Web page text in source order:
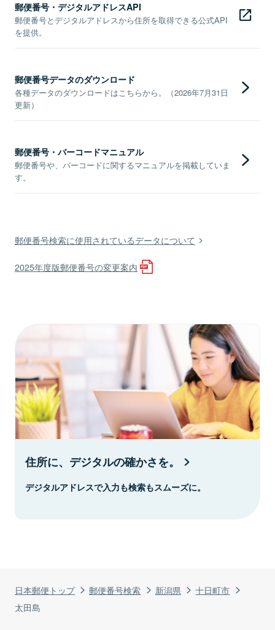
日本郵便トップ 郵便番号検索 新潟県
十日町市
太田島
郵便番号・デジタルアドレスAPI
郵便番号とデジタルアドレスから住所を取得できる公式API
を提供。
郵便番号データのダウンロード
各種データのダウンロードはこちらから。（2026年7月31日
更新）
郵便番号・バーコードマニュアル
郵便番号や、バーコードに関するマニュアルを掲載していま
す。
郵便番号検索に使用されているデータについて
2025年度版郵便番号の変更案内
住所に、デジタルの確かさを。
デジタルアドレスで入力も検索もスムーズに。